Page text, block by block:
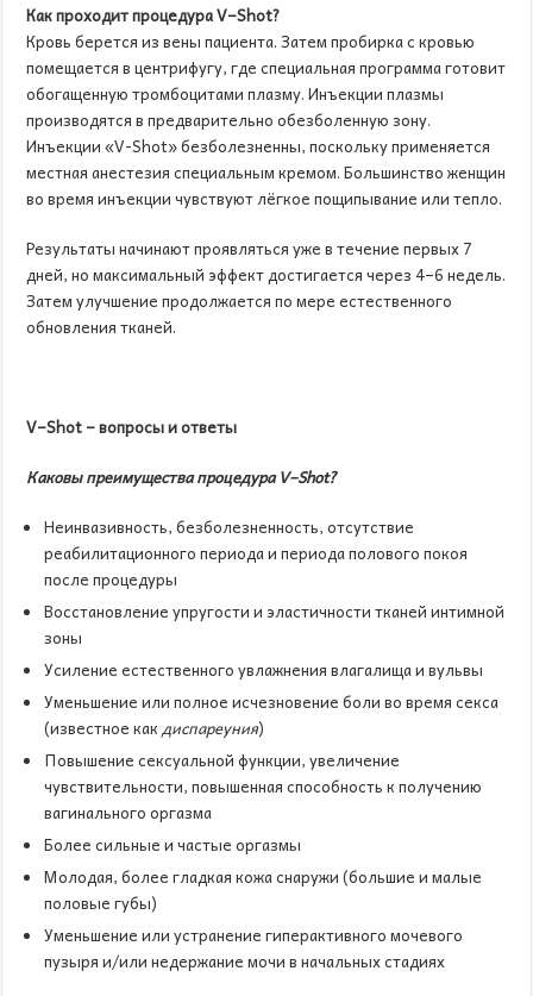
Как проходит процедураV–Shot?
Кровь берется из вены пациента. Затем пробирка с кровью
помещается в центрифугу, где специальная программа готовит
обогащенную тромбоцитами плазму. Инъекции плазмы
производятся в предварительно обезболенную зону.
Инъекции «V-Shot» безболезненны, поскольку применяется
местная анестезия специальным кремом. Большинство женщин
во время инъекции чувствуют лёгкое пощипывание или тепло.
Результаты начинают проявляться уже в течение первых 7
дней, но максимальный эффект достигается через 4–6 недель.
Затем улучшение продолжается по мере естественного
обновления тканей.
V–Shot– вопросы и ответы
Каковы преимущества процедураV–Shot?
Неинвазивность, безболезненность, отсутствие
реабилитационного периода и периода полового покоя
после процедуры
Восстановление упругости и эластичности тканей интимной
зоны
Усиление естественного увлажнения влагалища и вульвы
Уменьшение или полное исчезновение боли во время секса
(известное какдиспареуния)
Повышение сексуальной функции, увеличение
чувствительности, повышенная способность к получению
вагинального оргазма
Более сильные и частые оргазмы
Молодая, более гладкая кожа снаружи (большие и малые
половые губы)
Уменьшение или устранение гиперактивного мочевого
пузыря и/или недержание мочи в начальных стадиях